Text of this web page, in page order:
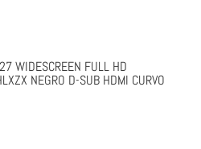
WIDESCREEN FULL HD
NEGRO D-SUB HDMI CURVO